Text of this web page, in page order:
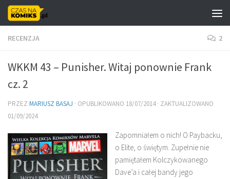
Skip to content
RECENZJA 2
WKKM 43 – Punisher. Witaj ponownie Frank
cz. 2
PRZEZ MARIUSZ BASAJ · OPUBLIKOWANO 18/07/2014· ZAKTUALIZOWANO
01/09/2024
Zapomniałem o nich! O Paybacku,
o Elite, o świętym. Zupełnie nie
pamiętałem Kolczykowanego
Dave’a i całej bandy jego